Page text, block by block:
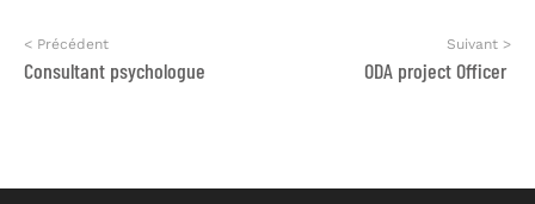
< Précédent
Consultant psychologue
Suivant >
ODA project Officer